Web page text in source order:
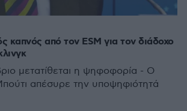
καπνός από τον ESM για τον διάδοχο
μετατίθεται η ψηφοφορία - Ο
απέσυρε την υποψηφιότητά